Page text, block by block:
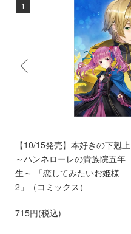
1
【10/15発売】本好きの下剋上
～ハンネローレの貴族院五年
生～ 「恋してみたいお姫様
2」（コミックス）
715円(税込)